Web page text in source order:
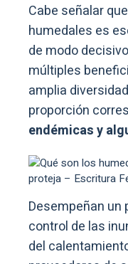
Cabe señalar
humedales es
de modo
múltiples
amplia
proporción
endémicas y
Desempeñan un
control de las
del